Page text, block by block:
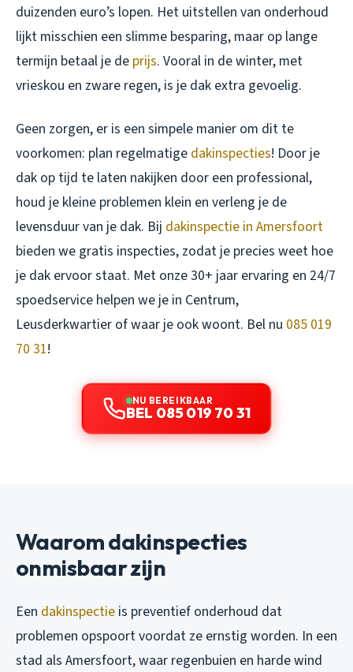
duizenden euro’s lopen. Het uitstellen van onderhoud
lijkt misschien een slimme besparing, maar op lange
termijn betaal je de prijs. Vooral in de winter, met
vrieskou en zware regen, is je dak extra gevoelig.
Geen zorgen, er is een simpele manier om dit te
voorkomen: plan regelmatige dakinspecties! Door je
dak op tijd te laten nakijken door een professional,
houd je kleine problemen klein en verleng je de
levensduur van je dak. Bij dakinspectie in Amersfoort
bieden we gratis inspecties, zodat je precies weet hoe
je dak ervoor staat. Met onze 30+ jaar ervaring en 24/7
spoedservice helpen we je in Centrum,
Leusderkwartier of waar je ook woont. Bel nu 085 019
70 31!
NU BEREIKBAAR
BEL 085 019 70 31
Waarom dakinspecties
onmisbaar zijn
Een dakinspectie is preventief onderhoud dat
problemen opspoort voordat ze ernstig worden. In een
stad als Amersfoort, waar regenbuien en harde wind